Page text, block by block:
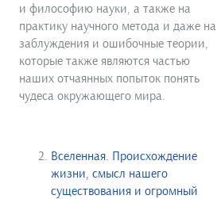
и философию науки, а также на
практику научного метода и даже на
заблуждения и ошибочные теории,
которые также являются частью
наших отчаянных попыток понять
чудеса окружающего мира.
Вселенная. Происхождение
жизни, смысл нашего
существования и огромный